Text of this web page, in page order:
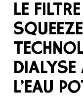
LE
DIALYSE
L’EAU